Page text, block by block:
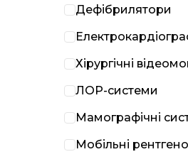
Дефібрилятори
Хірургічні
ЛОР-системи
Мамографічні
Мобільні